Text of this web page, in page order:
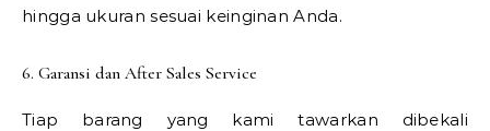
hingga ukuran sesuai keinginan Anda.
6. Garansi dan After Sales Service
Tiap barang yang kami tawarkan dibekali